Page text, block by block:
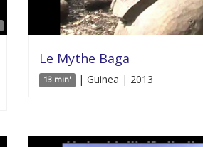
Le Mythe Baga
13 min' | Guinea | 2013